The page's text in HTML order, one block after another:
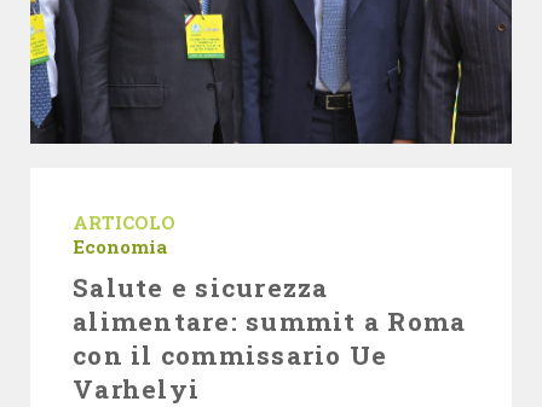
ARTICOLO
Economia
Salute e sicurezza
alimentare: summit a Roma
con il commissario Ue
Varhelyi